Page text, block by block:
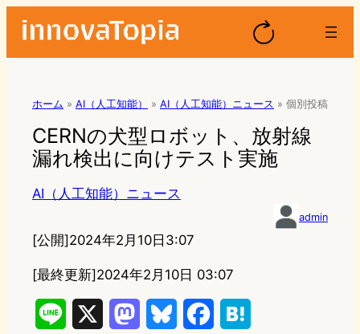
ホーム » AI（人工知能） » AI（人工知能）ニュース » 個別投稿
CERNの犬型ロボット、放射線
漏れ検出に向けテスト実施
AI（人工知能）ニュース
admin
[公開]2024年2月10日3:07
[最終更新]2024年2月10日 03:07